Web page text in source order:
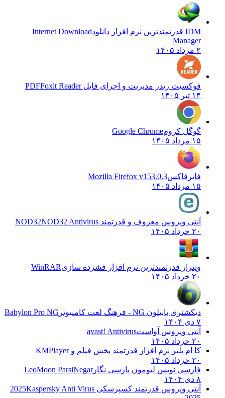
IDM قدرتمندترین نرم افزار دانلود
Internet Download
Manager
۲ مرداد ۱۴۰۵
فوکسیت ریدر مدیریت و اجرای فایل PDFFoxit Reader
۱۴ تیر ۱۴۰۵
گوگل کرومGoogle Chrome
۱۵ مرداد ۱۴۰۵
فایرفاکسMozilla Firefox v153.0.3
۱۵ مرداد ۱۴۰۵
آنتی ویروس معروف و قدرتمند NOD32 NOD32 Antivirus
۲۰ خرداد ۱۴۰۵
وینرار قدرتمندترین نرم افزار فشرده سازیWinRAR
۲۰ خرداد ۱۴۰۵
دیکشنری بابیلون NG - فرهنگ لغت کامپیوتر
Babylon Pro NG
۷ دی ۱۴۰۴
آنتی ویروس آواستavast! Antivirus
۲۰ خرداد ۱۴۰۵
کا ام پلیر نرم افزار قدرتمند پخش فیلم وKMPlayer
۲۰ خرداد ۱۴۰۵
فارسی نویس لیومون پارسی نگارLeoMoon ParsiNegar
۸ دی ۱۴۰۴
آنتی ویروس قدرتمند کسپرسکی 2025 Kaspersky Anti Virus